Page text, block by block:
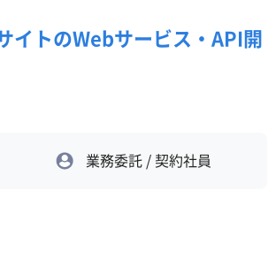
イトのWebサービス・API開
業務委託 / 契約社員